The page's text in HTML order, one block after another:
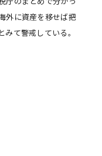
外に資産を移せば把
て警戒している。